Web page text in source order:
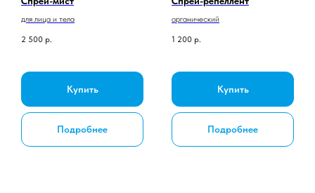
для лица и тела
2 500 р.
Купить
Подробнее
органический
1 200 р.
Купить
Подробнее